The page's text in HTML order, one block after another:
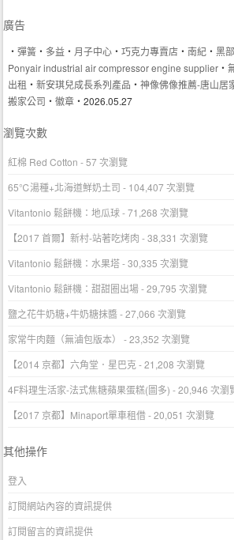
廣告
‧彈簧 ‧ 多益 ‧ 月子中心 ‧巧克力專賣店 ‧南紀 ‧黑
Ponyair industrial air compressor engine supplier ‧
出租 ‧新安琪兒成長系列產品 ‧神像佛像推薦-唐山居
搬家公司 ‧徽章 ‧2026.05.27
瀏覽次數
紅棉 Red Cotton - 57 次瀏覽
65℃湯種+北海道鮮奶土司 - 104,407 次瀏覽
Vitantonio 鬆餅機：地瓜球- 71,268 次瀏覽
【2017 首爾】新村-站著吃烤肉 - 38,331 次瀏覽
Vitantonio 鬆餅機：水果塔- 30,335 次瀏覽
Vitantonio 鬆餅機：甜甜圈出場- 29,795 次瀏覽
鹽之花牛奶糖+牛奶糖抹醬- 27,066 次瀏覽
家常牛肉麵（無滷包版本）
- 23,352 次瀏覽
【2014 京都】六角堂．星巴克- 21,208 次瀏覽
4F料理生活家-法式焦糖蘋果蛋糕(圖多) - 20,946 次瀏
【2017 京都】Minaport單車租借- 20,051 次瀏覽
其他操作
登入
訂閱網站內容的資訊提供
訂閱留言的資訊提供